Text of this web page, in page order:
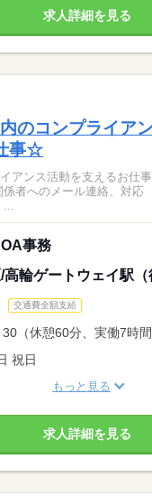
求人詳細を見る
のコンプライア
事☆
活動を支えるお仕事／ ・内部通報
者へのメール連絡、対応
...
事務
輪ゲートウェイ駅（
交通費全額支給
（休憩60分、実働7時間
祝日
もっと見る
求人詳細を見る